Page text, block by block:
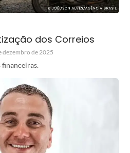
dos Correios
dezembro de 2025